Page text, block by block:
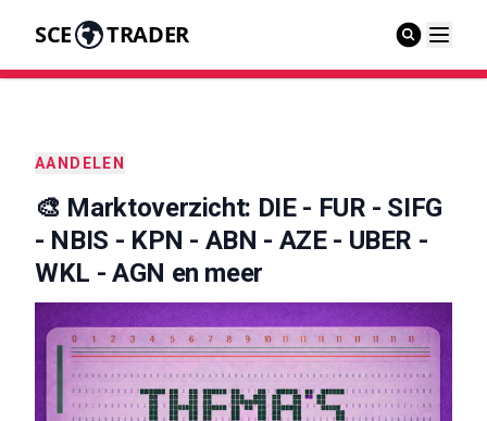
SCE TRADER
AANDELEN
🎨 Marktoverzicht: DIE - FUR - SIFG
- NBIS - KPN - ABN - AZE - UBER -
WKL - AGN en meer